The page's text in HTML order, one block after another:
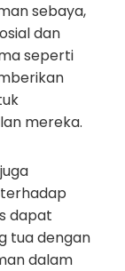
sebaya,
dan
seperti
mereka.
dapat
tua dengan
dalam